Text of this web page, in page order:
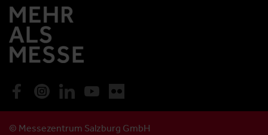
© Messezentrum Salzburg GmbH